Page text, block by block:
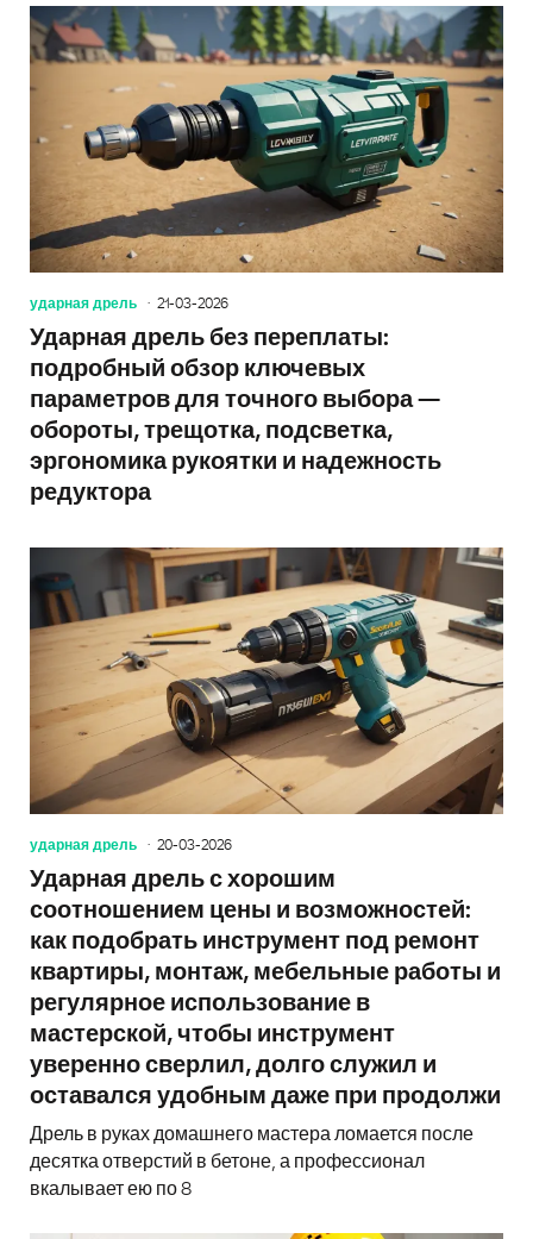
ударная дрель 21-03-2026
Ударная дрель без переплаты:
подробный обзор ключевых
параметров для точного выбора —
обороты, трещотка, подсветка,
эргономика рукоятки и надежность
редуктора
ударная дрель 20-03-2026
Ударная дрель с хорошим
соотношением цены и возможностей:
как подобрать инструмент под ремонт
квартиры, монтаж, мебельные работы и
регулярное использование в
мастерской, чтобы инструмент
уверенно сверлил, долго служил и
оставался удобным даже при продолжи
Дрель в руках домашнего мастера ломается после
десятка отверстий в бетоне, а профессионал
вкалывает ею по 8